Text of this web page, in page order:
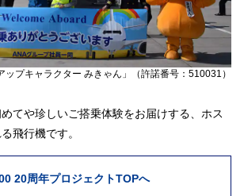
ップキャラクター みきゃん」（許諾番号：510031）
てや珍しいご搭乗体験をお届けする、ホス
飛行機です。
20周年プロジェクトTOPへ